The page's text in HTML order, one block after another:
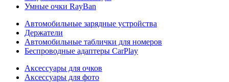
Умные очки RayBan
Автомобильные зарядные устройства
Держатели
Автомобильные таблички для номеров
Беспроводные адаптеры CarPlay
Аксессуары для очков
Аксессуары для фото